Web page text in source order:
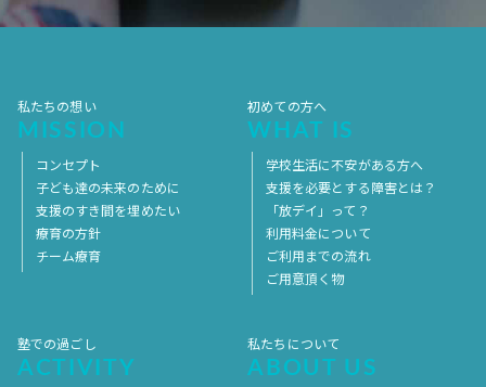
私たちの想い
MISSION
コンセプト
子ども達の未来のために
支援のすき間を埋めたい
療育の方針
チーム療育
初めての方へ
WHAT IS
学校生活に不安がある方へ
支援を必要とする障害とは？
「放デイ」って？
利用料金について
ご利用までの流れ
ご用意頂く物
塾での過ごし
ACTIVITY
私たちについて
ABOUT US